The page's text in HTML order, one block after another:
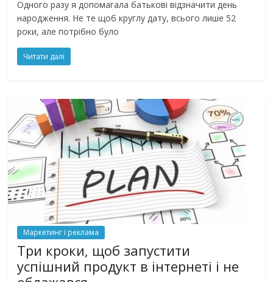
Одного разу я допомагала батькові відзначити день
народження. Не те щоб круглу дату, всього лише 52
роки, але потрібно було
Читати далі
Маркетинг і реклама
Три кроки, щоб запустити
успішний продукт в інтернеті і не